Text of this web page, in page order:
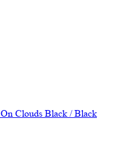
Clouds Black / Black